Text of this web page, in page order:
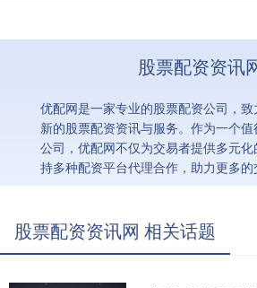
股票配资资讯
优配网是一家专业的股票配资公司，
新的股票配资资讯与服务。作为一个
公司，优配网不仅为交易者提供多元
持多种配资平台代理合作，助力更多的
股票配资资讯网 相关话题